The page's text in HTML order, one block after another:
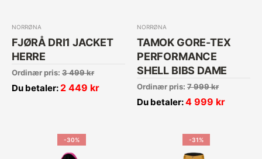
NORRØNA
FJØRÅ DRI1 JACKET
HERRE
Ordinær pris: 3 499kr
Du betaler: 2 449 kr
NORRØNA
TAMOK GORE-TEX
PERFORMANCE
SHELL BIBS DAME
Ordinær pris: 7 999kr
Du betaler:4 999 kr
-30% -31%